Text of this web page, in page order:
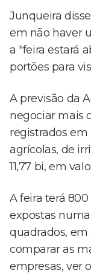
Junqueira
em não haver
a "feira estará
portões para
A previsão da
negociar mais
registrados
agrícolas, de
11,77 bi, em
A feira terá
expostas
quadrados,
comparar as
empresas, ver